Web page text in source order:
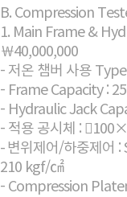
B. Compression
1. Main Frame &
￦40,000,000
- 저온 챔버 사용 Type
- Frame Capacity :
- Hydraulic Jack
- 적용 공시체 :
- 변위제어/하중제어
210 kgf/㎠
- Compression